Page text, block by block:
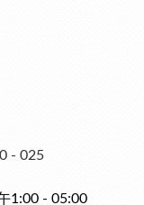
- 025
1:00 - 05:00